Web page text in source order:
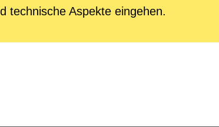
technische Aspekte eingehen.